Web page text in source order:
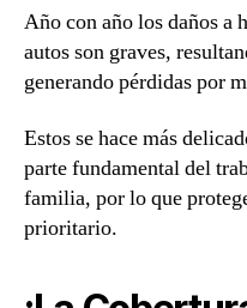
Año con año los daños a
autos son graves,
generando pérdidas por
Estos se hace más
parte fundamental del
familia, por lo que
prioritario.